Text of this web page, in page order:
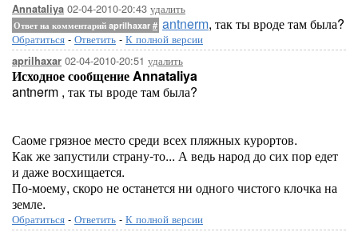
Annataliya 02-04-2010-20:43 удалить
Ответ на комментарий aprilhaxar # antnerm, так ты вроде там была?
Обратиться - Ответить - К полной версии
aprilhaxar 02-04-2010-20:51 удалить
Исходное сообщение Annataliya
antnerm , так ты вроде там была?
Саоме грязное место среди всех пляжных курортов.
Как же запустили страну-то... А ведь народ до сих пор едет
и даже восхищается.
По-моему, скоро не останется ни одного чистого клочка на
земле.
Обратиться - Ответить - К полной версии